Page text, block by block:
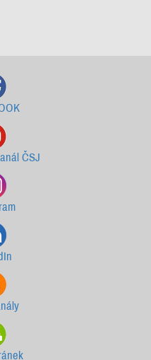
ČSJ